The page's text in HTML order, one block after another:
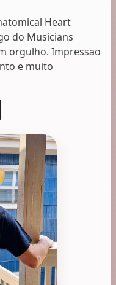
Heart
do Musicians
orgulho. Impressao
e muito